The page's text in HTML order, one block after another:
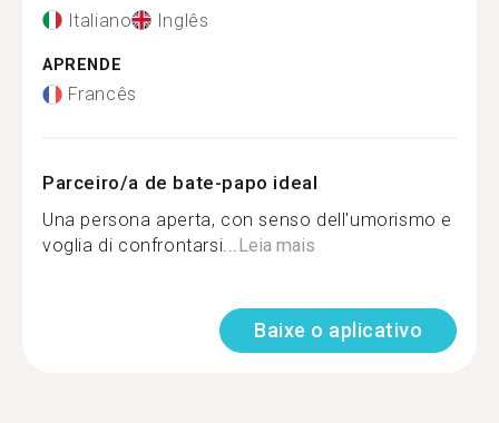
Italiano Inglês
APRENDE
Francês
Parceiro/a de bate-papo ideal
Una persona aperta, con senso dell'umorismo e
voglia di confrontarsi...Leia mais
Baixe o aplicativo